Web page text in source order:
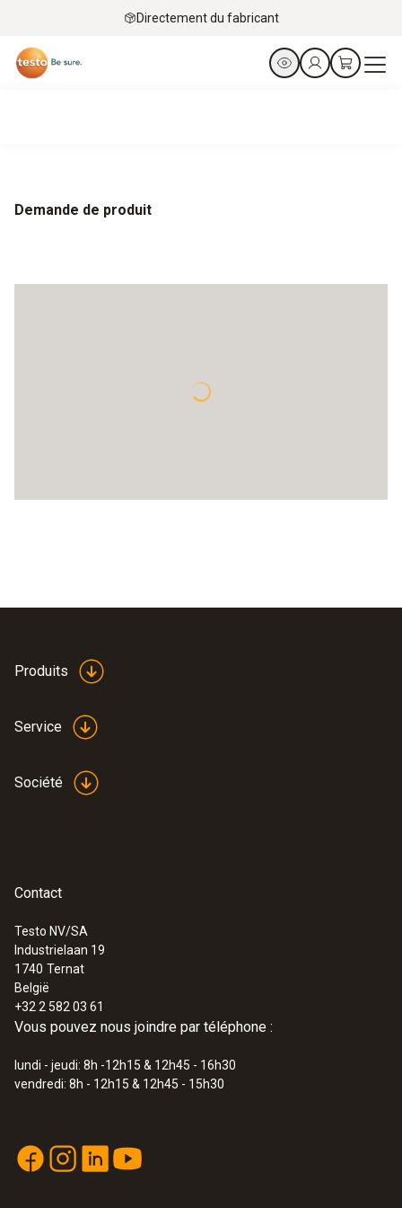
Directement du fabricant
Demande de produit
Produits
Service
Société
Contact
Testo NV/SA
Industrielaan 19
1740 Ternat
België
+32 2 582 03 61
Vous pouvez nous joindre par téléphone :
lundi - jeudi: 8h -12h15 & 12h45 - 16h30
vendredi: 8h - 12h15 & 12h45 - 15h30